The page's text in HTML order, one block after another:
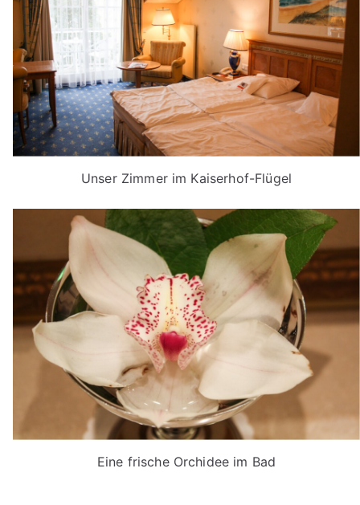
Unser Zimmer im Kaiserhof-Flügel
Eine frische Orchidee im Bad